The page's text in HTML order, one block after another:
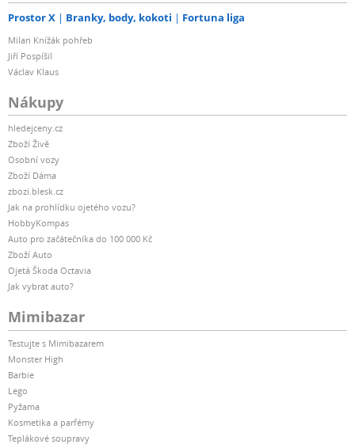
Prostor X Branky, body, kokoti Fortuna liga
Milan Knížák pohřeb
Jiří Pospíšil
Václav Klaus
Nákupy
hledejceny.cz
Zboží Živě
Osobní vozy
Zboží Dáma
zbozi.blesk.cz
Jak na prohlídku ojetého vozu?
HobbyKompas
Auto pro začátečníka do 100 000 Kč
Zboží Auto
Ojetá Škoda Octavia
Jak vybrat auto?
Mimibazar
Testujte s Mimibazarem
Monster High
Barbie
Lego
Pyžama
Kosmetika a parfémy
Teplákové soupravy